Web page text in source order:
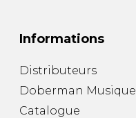
Informations
Distributeurs
Doberman Musique
Catalogue